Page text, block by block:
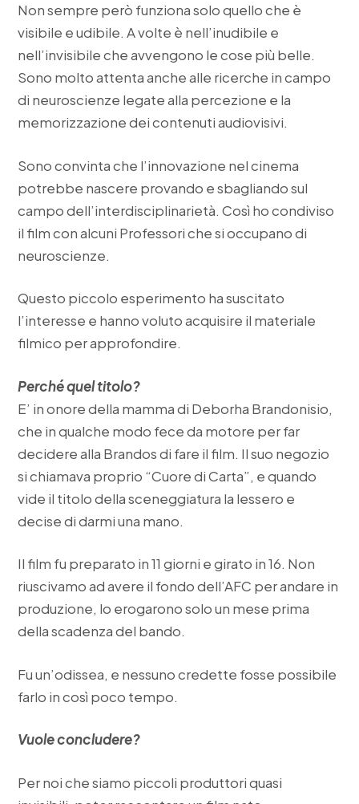
Non sempre però funziona solo quello che è
visibile e udibile. A volte è nell’inudibile e
nell’invisibile che avvengono le cose più belle.
Sono molto attenta anche alle ricerche in campo
di neuroscienze legate alla percezione e la
memorizzazione dei contenuti audiovisivi.
Sono convinta che l’innovazione nel cinema
potrebbe nascere provando e sbagliando sul
campo dell’interdisciplinarietà. Così ho condiviso
il film con alcuni Professori che si occupano di
neuroscienze.
Questo piccolo esperimento ha suscitato
l’interesse e hanno voluto acquisire il materiale
filmico per approfondire.
Perché quel titolo?
E’ in onore della mamma di Deborha Brandonisio,
che in qualche modo fece da motore per far
decidere alla Brandos di fare il film. Il suo negozio
si chiamava proprio “Cuore di Carta”, e quando
vide il titolo della sceneggiatura la lessero e
decise di darmi una mano.
Il film fu preparato in 11 giorni e girato in 16. Non
riuscivamo ad avere il fondo dell’AFC per andare in
produzione, lo erogarono solo un mese prima
della scadenza del bando.
Fu un’odissea, e nessuno credette fosse possibile
farlo in così poco tempo.
Vuole concludere?
Per noi che siamo piccoli produttori quasi